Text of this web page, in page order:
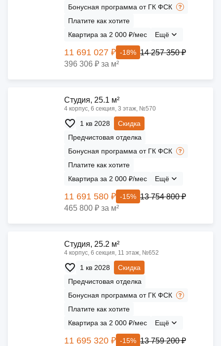
Бонусная программа от ГК ФСК
Платите как хотите
Квартира за 2 000 ₽/мес
Ещё
11 691 027 ₽ -18% 14 257 350 ₽
396 306 ₽ за м²
Cтудия, 25.1 м²
4 корпус, 6 секция, 3 этаж, №570
1 кв 2028
Скидка
Предчистовая отделка
Бонусная программа от ГК ФСК
Платите как хотите
Квартира за 2 000 ₽/мес
Ещё
11 691 580 ₽ -15% 13 754 800 ₽
465 800 ₽ за м²
Cтудия, 25.2 м²
4 корпус, 6 секция, 11 этаж, №652
1 кв 2028
Скидка
Предчистовая отделка
Бонусная программа от ГК ФСК
Платите как хотите
Квартира за 2 000 ₽/мес
Ещё
11 695 320 ₽ -15% 13 759 200 ₽